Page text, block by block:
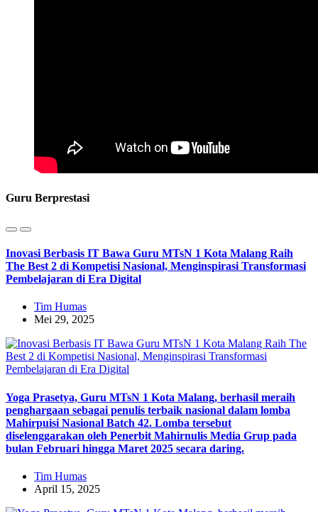
Guru Berprestasi
Inovasi Berbasis IT Bawa Guru MTsN 1 Kota Malang Raih
The Best 2 di Kompetisi Nasional, Menginspirasi Transformasi
Pembelajaran di Era Digital
Tim Humas
Mei 29, 2025
Yoga Prasetya, Guru MTsN 1 Kota Malang, berhasil meraih
penghargaan sebagai penulis terbaik nasional dalam lomba
Mahirpuisi Nasional Batch 42. Lomba tersebut
diselenggarakan oleh Penerbit Mahirnulis Media Grup pada
bulan Februari hingga Maret 2025 secara daring.
Tim Humas
April 15, 2025